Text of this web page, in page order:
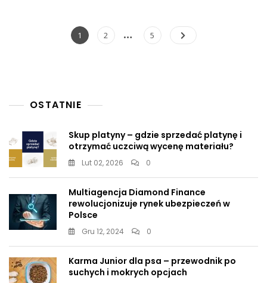
Nawigacja
Page
1 Page
2 … Page
5
OSTATNIE
Skup platyny – gdzie sprzedać platynę i
otrzymać uczciwą wycenę materiału?
Lut 02, 2026 0
Multiagencja Diamond Finance
rewolucjonizuje rynek ubezpieczeń w
Polsce
Gru 12, 2024 0
Karma Junior dla psa – przewodnik po
suchych i mokrych opcjach